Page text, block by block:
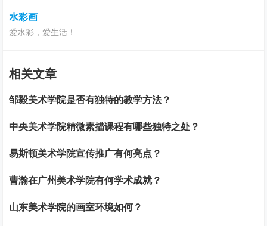
水彩画
爱水彩，爱生活！
相关文章
邹毅美术学院是否有独特的教学方法？
中央美术学院精微素描课程有哪些独特之处？
易斯顿美术学院宣传推广有何亮点？
曹瀚在广州美术学院有何学术成就？
山东美术学院的画室环境如何？